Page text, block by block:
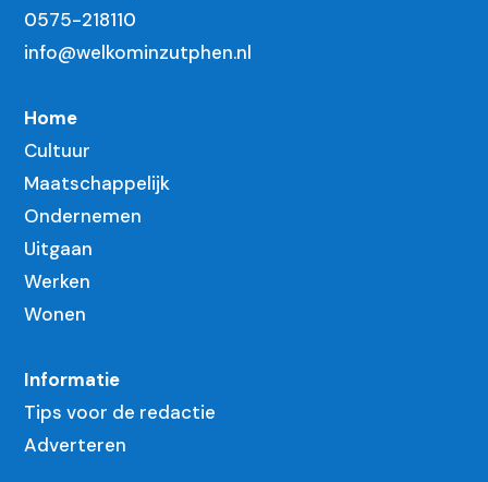
0575-218110
info@welkominzutphen.nl
Home
Cultuur
Maatschappelijk
Ondernemen
Uitgaan
Werken
Wonen
Informatie
Tips voor de redactie
Adverteren